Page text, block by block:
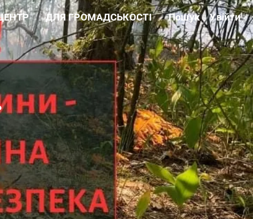
ДЛЯ ГРОМАДСЬКОСТІ
Звітність
Державні закупівлі
Сертифікація
Нормативні акти
Антикорупційні заходи
Пошук Увійти